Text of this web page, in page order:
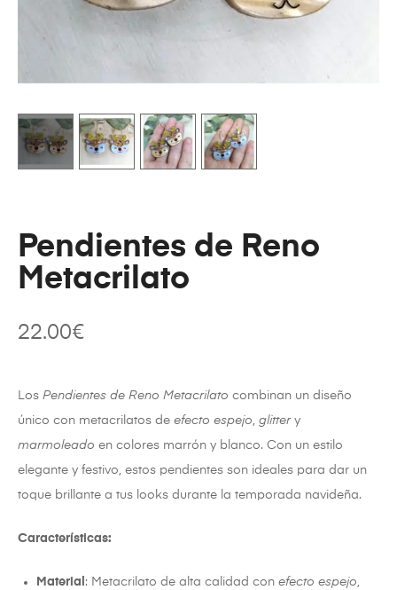
Pendientes de Reno
Metacrilato
22.00€
Los Pendientes de Reno Metacrilato combinan un diseño
único con metacrilatos de efecto espejo, glittery
marmoleado en colores marrón y blanco. Con un estilo
elegante y festivo, estos pendientes son ideales para dar un
toque brillante a tus looks durante la temporada navideña.
Características:
Material : Metacrilato de alta calidad con efecto espejo,